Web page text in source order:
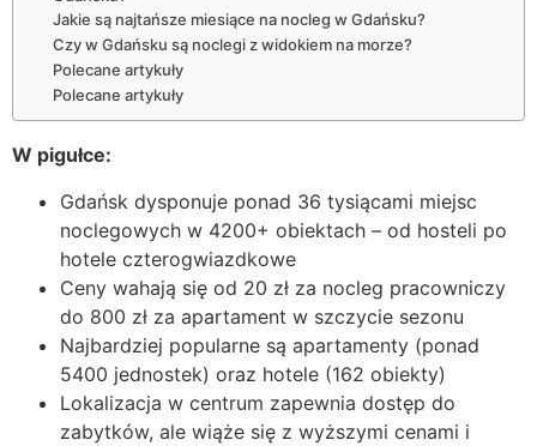
Jakie są najtańsze miesiące na nocleg w Gdańsku?
Czy w Gdańsku są noclegi z widokiem na morze?
Polecane artykuły
Polecane artykuły
W pigułce:
Gdańsk dysponuje ponad 36 tysiącami miejsc
noclegowych w 4200+ obiektach – od hosteli po
hotele czterogwiazdkowe
Ceny wahają się od 20 zł za nocleg pracowniczy
do 800 zł za apartament w szczycie sezonu
Najbardziej popularne są apartamenty (ponad
5400 jednostek) oraz hotele (162 obiekty)
Lokalizacja w centrum zapewnia dostęp do
zabytków, ale wiąże się z wyższymi cenami i